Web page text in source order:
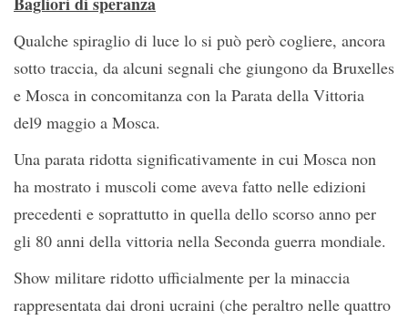
Qualche spiraglio di luce lo si può però cogliere, ancora
sotto traccia, da alcuni segnali che giungono da Bruxelles
e Mosca in concomitanza con la Parata della Vittoria
del9 maggio a Mosca.
Una parata ridotta significativamente in cui Mosca non
ha mostrato i muscoli come aveva fatto nelle edizioni
precedenti e soprattutto in quella dello scorso anno per
gli 80 anni della vittoria nella Seconda guerra mondiale.
Show militare ridotto ufficialmente per la minaccia
rappresentata dai droni ucraini (che peraltro nelle quattro